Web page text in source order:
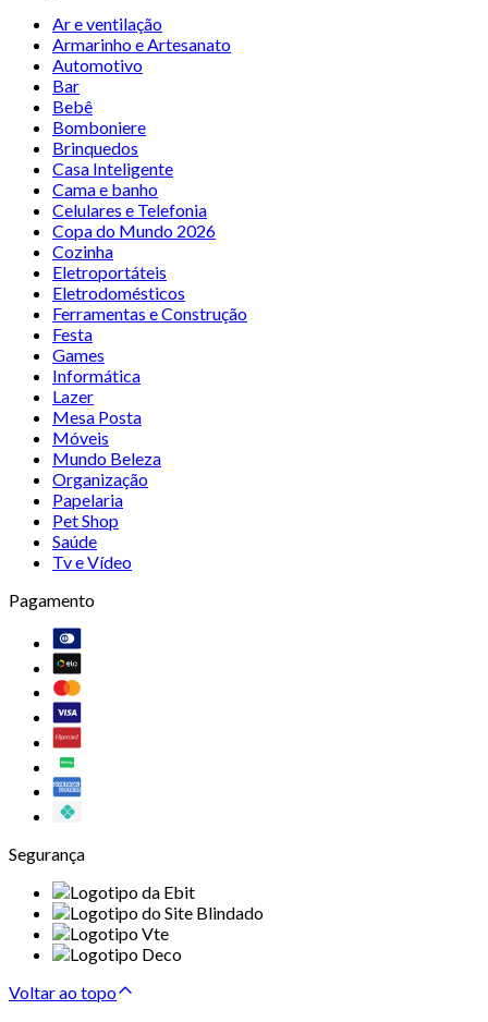
Ar e ventilação
Armarinho e Artesanato
Automotivo
Bar
Bebê
Bomboniere
Brinquedos
Casa Inteligente
Cama e banho
Celulares e Telefonia
Copa do Mundo 2026
Cozinha
Eletroportáteis
Eletrodomésticos
Ferramentas e Construção
Festa
Games
Informática
Lazer
Mesa Posta
Móveis
Mundo Beleza
Organização
Papelaria
Pet Shop
Saúde
Tv e Vídeo
Pagamento
Segurança
Voltar ao topo